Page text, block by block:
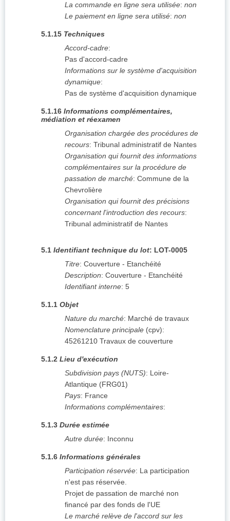
La commande en ligne sera utilisée: non
Le paiement en ligne sera utilisé: non
5.1.15 Techniques
Accord-cadre:
Pas d'accord-cadre
Informations sur le système d'acquisition
dynamique:
Pas de système d'acquisition dynamique
5.1.16 Informations complémentaires,
médiation et réexamen
Organisation chargée des procédures de
recours: Tribunal administratif de Nantes
Organisation qui fournit des informations
complémentaires sur la procédure de
passation de marché: Commune de la
Chevrolière
Organisation qui fournit des précisions
concernant l'introduction des recours:
Tribunal administratif de Nantes
5.1 Identifiant technique du lot: LOT-0005
Titre: Couverture - Etanchéité
Description: Couverture - Etanchéité
Identifiant interne: 5
5.1.1 Objet
Nature du marché: Marché de travaux
Nomenclature principale (cpv):
45261210 Travaux de couverture
5.1.2 Lieu d'exécution
Subdivision pays (NUTS): Loire-
Atlantique (FRG01)
Pays: France
Informations complémentaires:
5.1.3 Durée estimée
Autre durée: Inconnu
5.1.6 Informations générales
Participation réservée: La participation
n'est pas réservée.
Projet de passation de marché non
financé par des fonds de l'UE
Le marché relève de l'accord sur les